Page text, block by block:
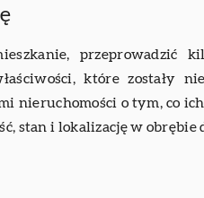
przeprowadzić
które zostały
nieruchomości o tym, co
stan i lokalizację w